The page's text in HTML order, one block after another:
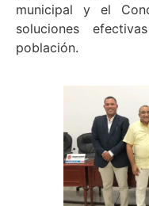
municipal y el
soluciones
población.